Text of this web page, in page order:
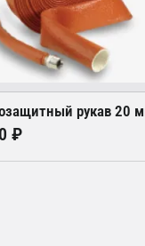
рукав 20
₽